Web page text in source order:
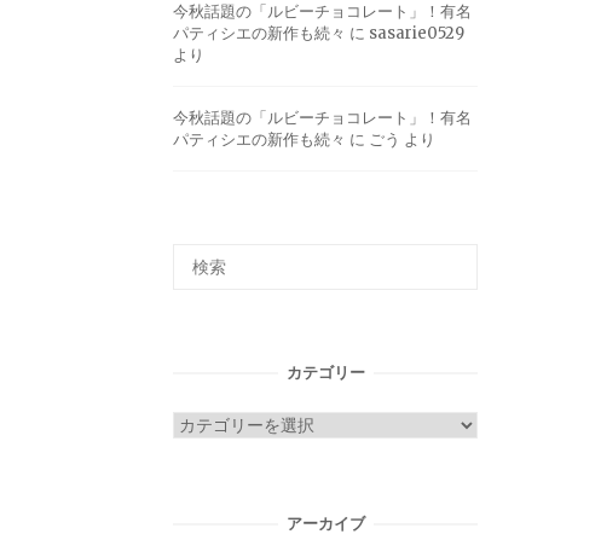
今秋話題の「ルビーチョコレート」！有名
パティシエの新作も続々 に sasarie0529
より
今秋話題の「ルビーチョコレート」！有名
パティシエの新作も続々 に ごう より
カテゴリー
カ
アーカイブ